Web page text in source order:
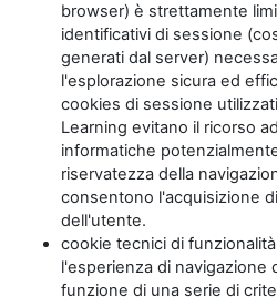
browser) è strettamente
identificativi di sessione
generati dal server)
l'esplorazione sicura ed
cookies di sessione
Learning evitano il ricorso
informatiche
riservatezza della
consentono l'acquisizione
dell'utente.
cookie tecnici di
l'esperienza di navigazione
funzione di una serie di